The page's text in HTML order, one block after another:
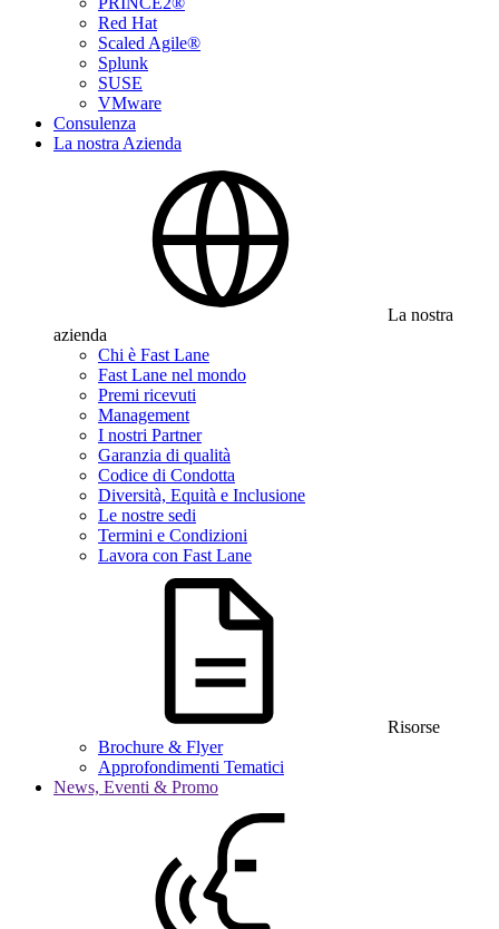
Red Hat
Scaled Agile®
Splunk
SUSE
VMware
Consulenza
La nostra Azienda
La nostra
azienda
Chi è Fast Lane
Fast Lane nel mondo
Premi ricevuti
Management
I nostri Partner
Garanzia di qualità
Codice di Condotta
Diversità, Equità e Inclusione
Le nostre sedi
Termini e Condizioni
Lavora con Fast Lane
Risorse
Brochure & Flyer
Approfondimenti Tematici
News, Eventi & Promo